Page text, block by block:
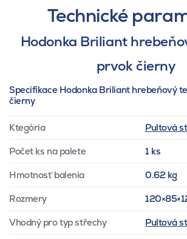
Technické
Hodonka Briliant
prvok čierny
Specifikace Hodonka Briliant hrebeňový
čierny
Ktegória Pultová
Počet ks na palete 1 ks
Hmotnosť balenia 0.62 kg
Rozmery
Vhodný pro typ střechy Pultová